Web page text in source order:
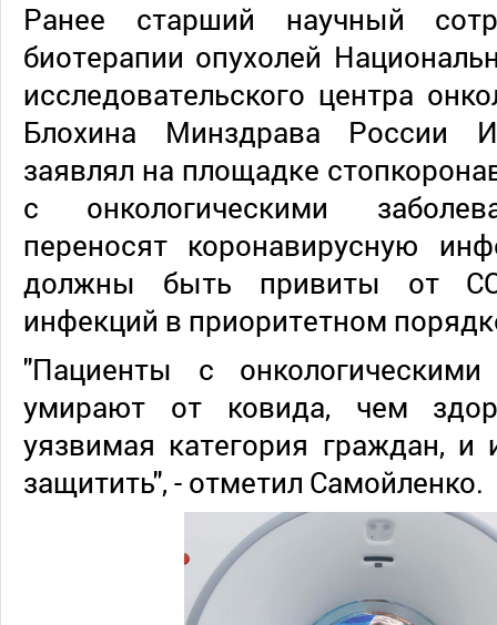
Ранее старший научный
биотерапии опухолей
исследовательского центра
Блохина Минздрава России
заявлял на площадке
с онкологическими
переносят коронавирусную
должны быть привиты от
инфекций в приоритетном
"Пациенты с
умирают от ковида, чем
уязвимая категория граждан, и
защитить", - отметил Самойленко.